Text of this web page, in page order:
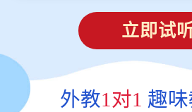
立即试
外教1对1 趣